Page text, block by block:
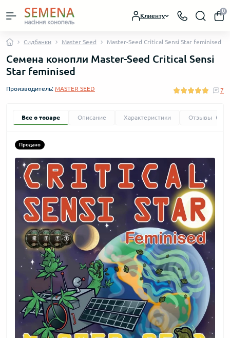
Клиенту
0
Сидбанки Master Seed Master-Seed Critical Sensi Star feminised
Семена конопли Master-Seed Critical Sensi
Star feminised
Производитель: MASTER SEED 7
Все о товаре Описание Характеристики Отзывы
Продано